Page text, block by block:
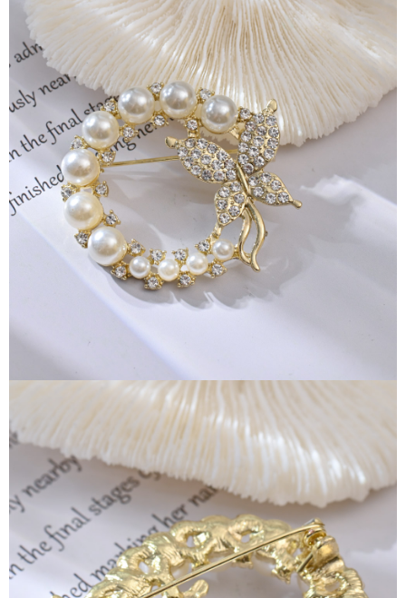
權轉讓予恩沛科技股份有限公司。
２．關於個人資料處理事宜，請瀏覽以下網址：
https://aftee.tw/terms/#terms3
３．未成年的使用者請事先徵得法定代理人或監護人之同意方可使用
「AFTEE先享後付」，若未經同意申辦者引起之損失，本公司不負相關責
任。
４．使用「AFTEE先享後付」時，將依據個別帳號之用戶狀況，依本公司即
時審查核予不同之上限額度；若仍有額度不足之情形，本公司將視審查結果
請求用戶進行身份認證。
５．嚴禁一人註冊多個帳號或使用他人資訊註冊。若發現惡意使用之情形，
恩沛科技股份有限公司將有權停止該用戶之使用額度並採取法律行動。
付款後7-11取貨
每筆NT$65，滿NT$490(含以上)免運費
宅配(本島)
每筆NT$100，滿NT$790(含以上)免運費
付款後寶雅門市自取(由倉庫統一出貨)
每筆NT$80，滿NT$290(含以上)免運費